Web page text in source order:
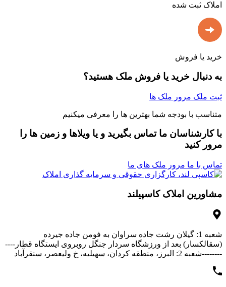
املاک ثبت شده
خرید یا فروش
به دنبال خرید یا فروش ملک هستید؟
ثبت ملک مرور ملک ها
متناسب با بودجه شما بهترین ها را معرفی میکنیم
با کارشناسان ما تماس بگیرید و یا ویلاها و زمین ها را
مرور کنید
تماس با ما مرور ملک های ما
مشاورین املاک کاسپیلند
شعبه 1: گیلان رشت جاده سراوان به فومن جاده جیرده
(سقالکسار) بعد از ورزشگاه سردار جنگل روبروی ایستگاه قطار----
--------شعبه 2: البرز، منطقه کردان، سهیلیه، خ ولیعصر، سنقرآباد